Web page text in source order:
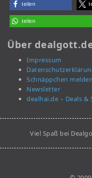
teilen
teilen
Über
Impressum
Schnäppchen melden
Newsletter
dealhai.de – Deals &
Viel Spaß bei